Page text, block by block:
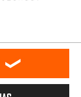
Programa de afiliados
Generales
con tu
de redes
contenido e